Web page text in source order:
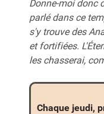
Donne-moi donc
parlé dans ce
s'y trouve des
et fortifiées.
les chasserai,
Chaque jeudi,